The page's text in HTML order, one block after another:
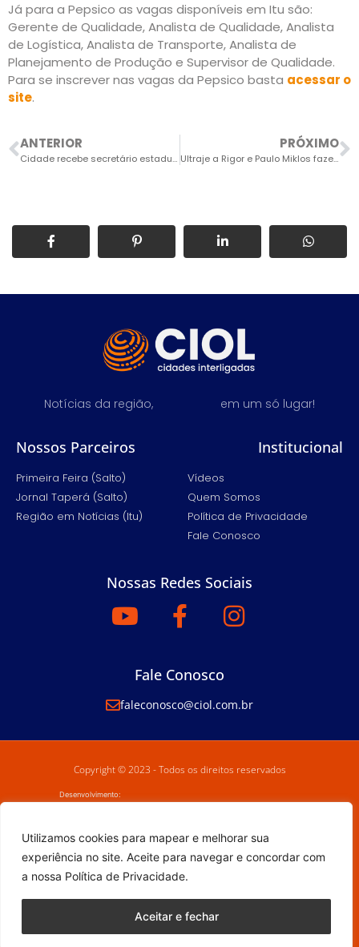
Utilizamos cookies para mapear e melhorar sua
experiência no site. Aceite para navegar e concordar com
a nossa Política de Privacidade.
Aceitar e fechar
Já para a Pepsico as vagas disponíveis em Itu são:
Gerente de Qualidade, Analista de Qualidade, Analista
de Logística, Analista de Transporte, Analista de
Planejamento de Produção e Supervisor de Qualidade.
Para se inscrever nas vagas da Pepsico basta acessar o
site.
ANTERIOR
Cidade recebe secretário estadual dos Direitos da Pessoa com Deficiência em evento sobre inclusão e acessibilidade
PRÓXIMO
Ultraje a Rigor e Paulo Miklos fazem show gratuito em Indaiatuba
Notícias da região, em um só lugar!
Nossos Parceiros
Primeira Feira (Salto)
Jornal Taperá (Salto)
Região em Notícias (Itu)
Institucional
Vídeos
Quem Somos
Política de Privacidade
Fale Conosco
Nossas Redes Sociais
Fale Conosco
faleconosco@ciol.com.br
Copyright © 2023 - Todos os direitos reservados
Desenvolvimento: